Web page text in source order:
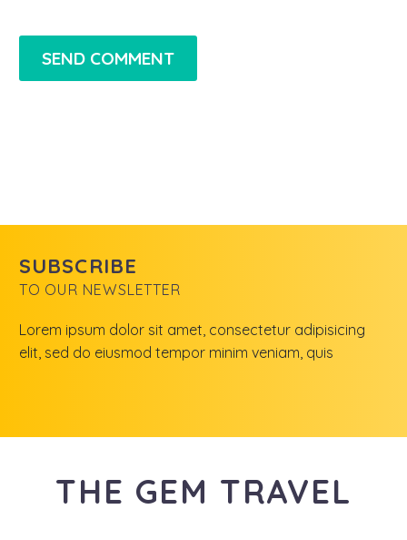
SEND COMMENT
SUBSCRIBE
TO OUR NEWSLETTER
Lorem ipsum dolor sit amet, consectetur adipisicing
elit, sed do eiusmod tempor minim veniam, quis
THE GEM TRAVEL